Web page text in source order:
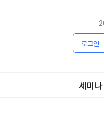
로그인
세미나